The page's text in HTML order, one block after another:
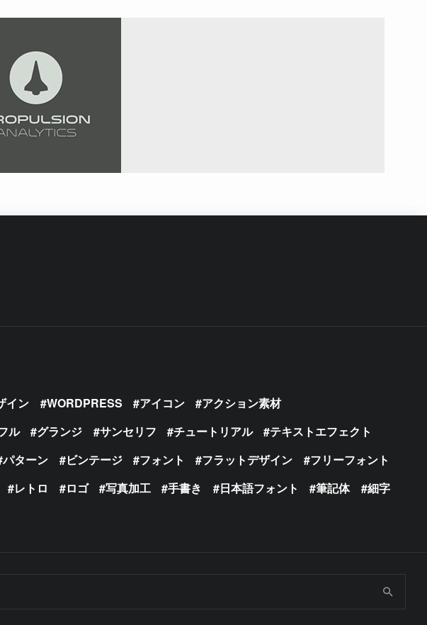
イン WORDPRESS アイコン
アクション素材
ル グランジ サンセリフ チュートリアル
テキストエフェクト
パターン ビンテージ フォント フラットデザイン
フリーフォント
レトロ ロゴ 写真加工 手書き 日本語フォント 筆記体
細字